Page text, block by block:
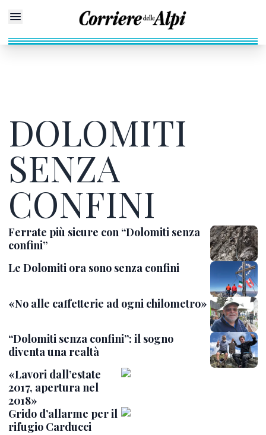
DOLOMITI
SENZA
CONFINI
Ferrate più sicure con “Dolomiti senza
confini”
Le Dolomiti ora sono senza confini
«No alle caffetterie ad ogni chilometro»
“Dolomiti senza confini”: il sogno
diventa una realtà
«Lavori dall’estate
2017, apertura nel
2018»
Grido d’allarme per il
rifugio Carducci